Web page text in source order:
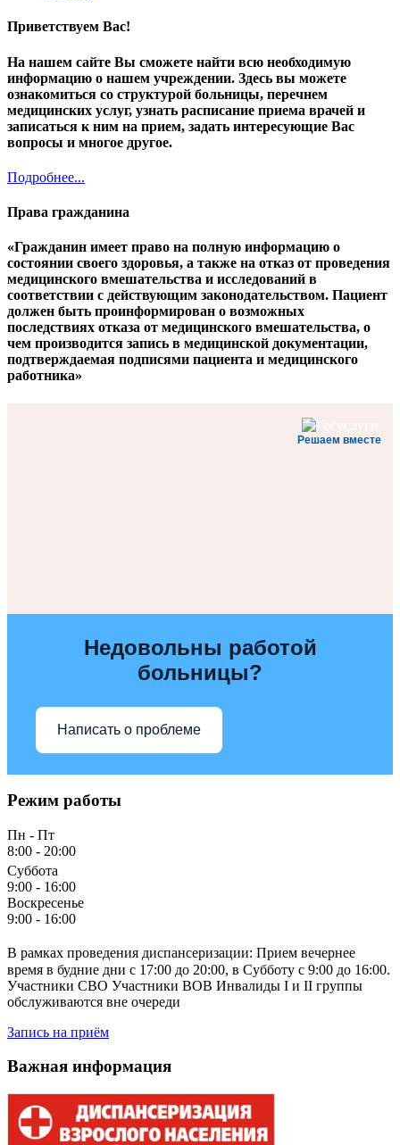
Приветствуем Вас!
На нашем сайте Вы сможете найти всю необходимую
информацию о нашем учреждении. Здесь вы можете
ознакомиться со структурой больницы, перечнем
медицинских услуг, узнать расписание приема врачей и
записаться к ним на прием, задать интересующие Вас
вопросы и многое другое.
Подробнее...
Права гражданина
«Гражданин имеет право на полную информацию о
состоянии своего здоровья, а также на отказ от проведения
медицинского вмешательства и исследований в
соответствии с действующим законодательством. Пациент
должен быть проинформирован о возможных
последствиях отказа от медицинского вмешательства, о
чем производится запись в медицинской документации,
подтверждаемая подписями пациента и медицинского
работника»
Решаем вместе
Недовольны работой
больницы?
Написать о проблеме
Режим работы
Пн - Пт
8:00 - 20:00
Суббота
9:00 - 16:00
Воскресенье
9:00 - 16:00
В рамках проведения диспансеризации: Прием вечернее
время в будние дни с 17:00 до 20:00, в Субботу с 9:00 до 16:00.
Участники СВО Участники ВОВ Инвалиды I и II группы
обслуживаются вне очереди
Запись на приём
Важная информация